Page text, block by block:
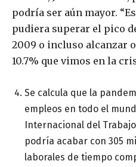
podría ser aún mayor.
pudiera superar el pico
2009 o incluso alcanzar
10.7% que vimos en la
Se calcula que la
empleos en todo el
Internacional del
podría acabar con 305
laborales de tiempo